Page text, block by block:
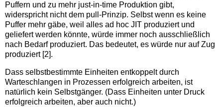
Puffern und zu mehr just-in-time Produktion gibt,
widerspricht nicht dem pull-Prinzip. Selbst wenn es keine
Puffer mehr gäbe, weil alles ad hoc JIT produziert und
geliefert werden könnte, würde immer noch ausschließlich
nach Bedarf produziert. Das bedeutet, es würde nur auf Zug
produziert [2].
Dass selbstbestimmte Einheiten entkoppelt durch
Warteschlangen in Prozessen erfolgreich arbeiten, ist
natürlich kein Selbstgänger. (Dass Einheiten unter Druck
erfolgreich arbeiten, aber auch nicht.)